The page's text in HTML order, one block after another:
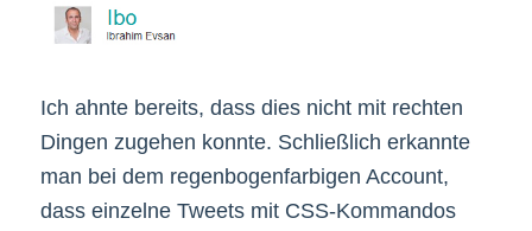
Ich ahnte bereits, dass dies nicht mit rechten
Dingen zugehen konnte. Schließlich erkannte
man bei dem regenbogenfarbigen Account,
dass einzelne Tweets mit CSS-Kommandos